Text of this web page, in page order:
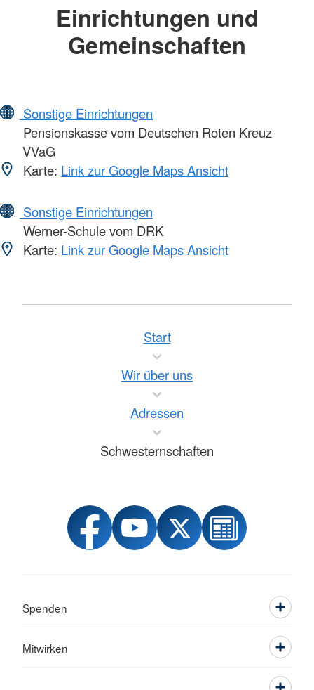
Einrichtungen und
Gemeinschaften
Sonstige Einrichtungen
Pensionskasse vom Deutschen Roten Kreuz
VVaG
Karte: Link zur Google Maps Ansicht
Sonstige Einrichtungen
Werner-Schule vom DRK
Karte: Link zur Google Maps Ansicht
Start
Wir über uns
Adressen
Schwesternschaften
Spenden
Mitwirken